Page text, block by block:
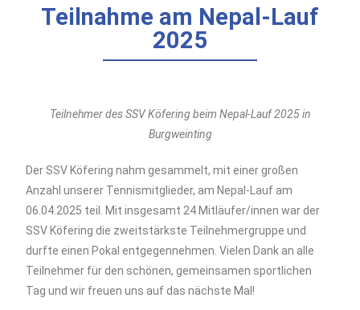
Teilnahme am Nepal-Lauf
2025
Teilnehmer des SSV Köfering beim Nepal-Lauf 2025 in
Burgweinting
Der SSV Köfering nahm gesammelt, mit einer großen
Anzahl unserer Tennismitglieder, am Nepal-Lauf am
06.04.2025 teil. Mit insgesamt 24 Mitläufer/innen war der
SSV Köfering die zweitstärkste Teilnehmergruppe und
durfte einen Pokal entgegennehmen. Vielen Dank an alle
Teilnehmer für den schönen, gemeinsamen sportlichen
Tag und wir freuen uns auf das nächste Mal!